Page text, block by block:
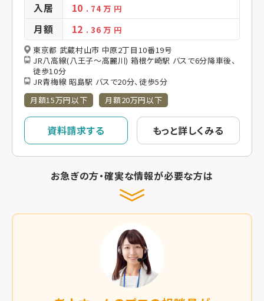
入居 10 . 74万 円
月額 12 . 36万 円
東京都 武蔵村山市 中原2丁目10番19号
JR八高線(八王子～高麗川) 箱根ケ崎駅 バスで6分降車後、
徒歩10分
JR青梅線 昭島駅 バスで20分、徒歩5分
月額15万円以下
月額20万円以下
資料請求する もっと詳しくみる
お急ぎの方・確実な情報が必要な方は